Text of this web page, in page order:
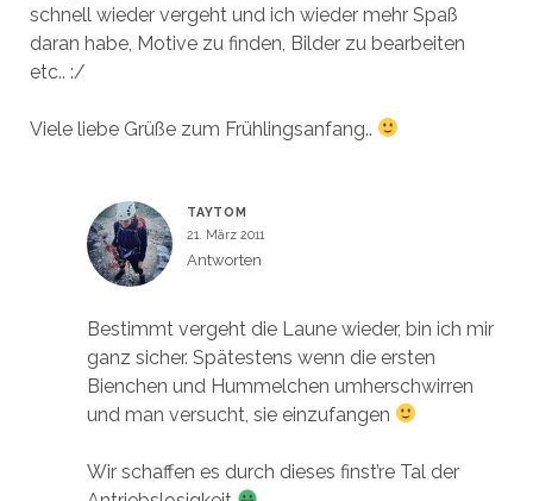
schnell wieder vergeht und ich wieder mehr Spaß
daran habe, Motive zu finden, Bilder zu bearbeiten
etc.. :/
Viele liebe Grüße zum Frühlingsanfang..
TAYTOM
21. März 2011
Antworten
Bestimmt vergeht die Laune wieder, bin ich mir
ganz sicher. Spätestens wenn die ersten
Bienchen und Hummelchen umherschwirren
und man versucht, sie einzufangen
Wir schaffen es durch dieses finst’re Tal der